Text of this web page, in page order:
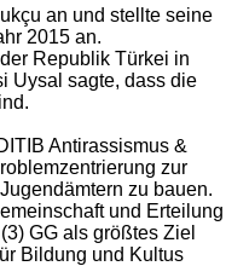
an und stellte seine
2015 an.
Republik Türkei in
Uysal sagte, dass die
Antirassismus &
zur
zu bauen.
und Erteilung
GG als größtes Ziel
Bildung und Kultus